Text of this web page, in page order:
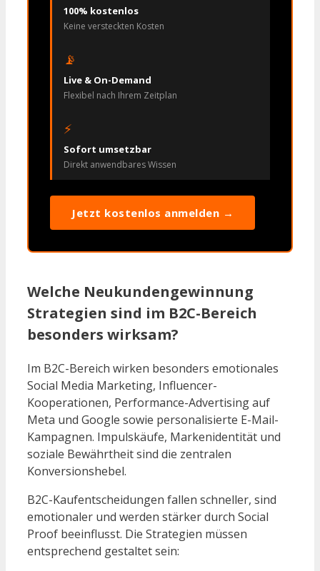
100% kostenlos
Keine versteckten Kosten
📡
Live & On-Demand
Flexibel nach Ihrem Zeitplan
⚡
Sofort umsetzbar
Direkt anwendbares Wissen
Jetzt kostenlos anmelden →
Welche Neukundengewinnung
Strategien sind im B2C-Bereich
besonders wirksam?
Im B2C-Bereich wirken besonders emotionales
Social Media Marketing, Influencer-
Kooperationen, Performance-Advertising auf
Meta und Google sowie personalisierte E-Mail-
Kampagnen. Impulskäufe, Markenidentität und
soziale Bewährtheit sind die zentralen
Konversionshebel.
B2C-Kaufentscheidungen fallen schneller, sind
emotionaler und werden stärker durch Social
Proof beeinflusst. Die Strategien müssen
entsprechend gestaltet sein: